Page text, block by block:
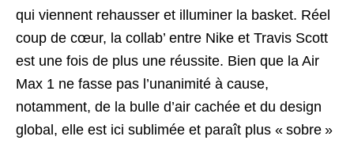
qui viennent rehausser et illuminer la basket. Réel
coup de cœur, la collab’ entre Nike et Travis Scott
est une fois de plus une réussite. Bien que la Air
Max 1 ne fasse pas l’unanimité à cause,
notamment, de la bulle d’air cachée et du design
global, elle est ici sublimée et paraît plus « sobre »